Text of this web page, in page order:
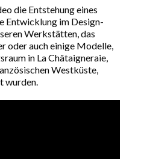
die Entstehung eines
Entwicklung im Design-
Werkstätten, das
oder auch einige Modelle,
in La Châtaigneraie,
Westküste,
wurden.